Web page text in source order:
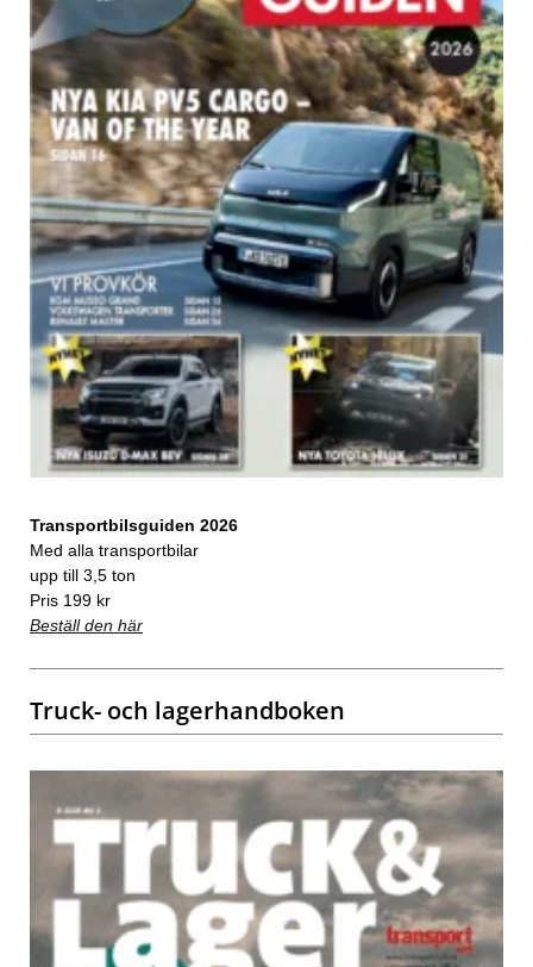
Transportbilsguiden 2026
Med alla transportbilar
upp till 3,5 ton
Pris 199 kr
Beställ den här
Truck- och lagerhandboken